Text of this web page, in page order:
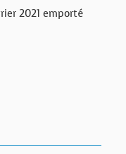
2021 emporté